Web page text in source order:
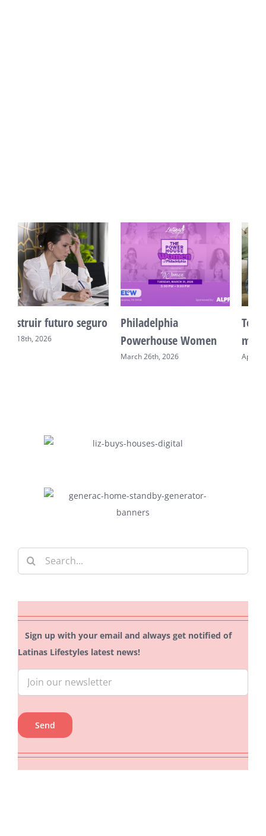
Philadelphia
Powerhouse Women
Tecnología: Aliada de
mamá
April 29th, 2026
Search
for:
Sign up with your email and always get notified of
Latinas Lifestyles latest news!